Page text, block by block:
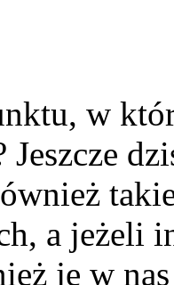
w
Jeszcze
a jeżeli
je w